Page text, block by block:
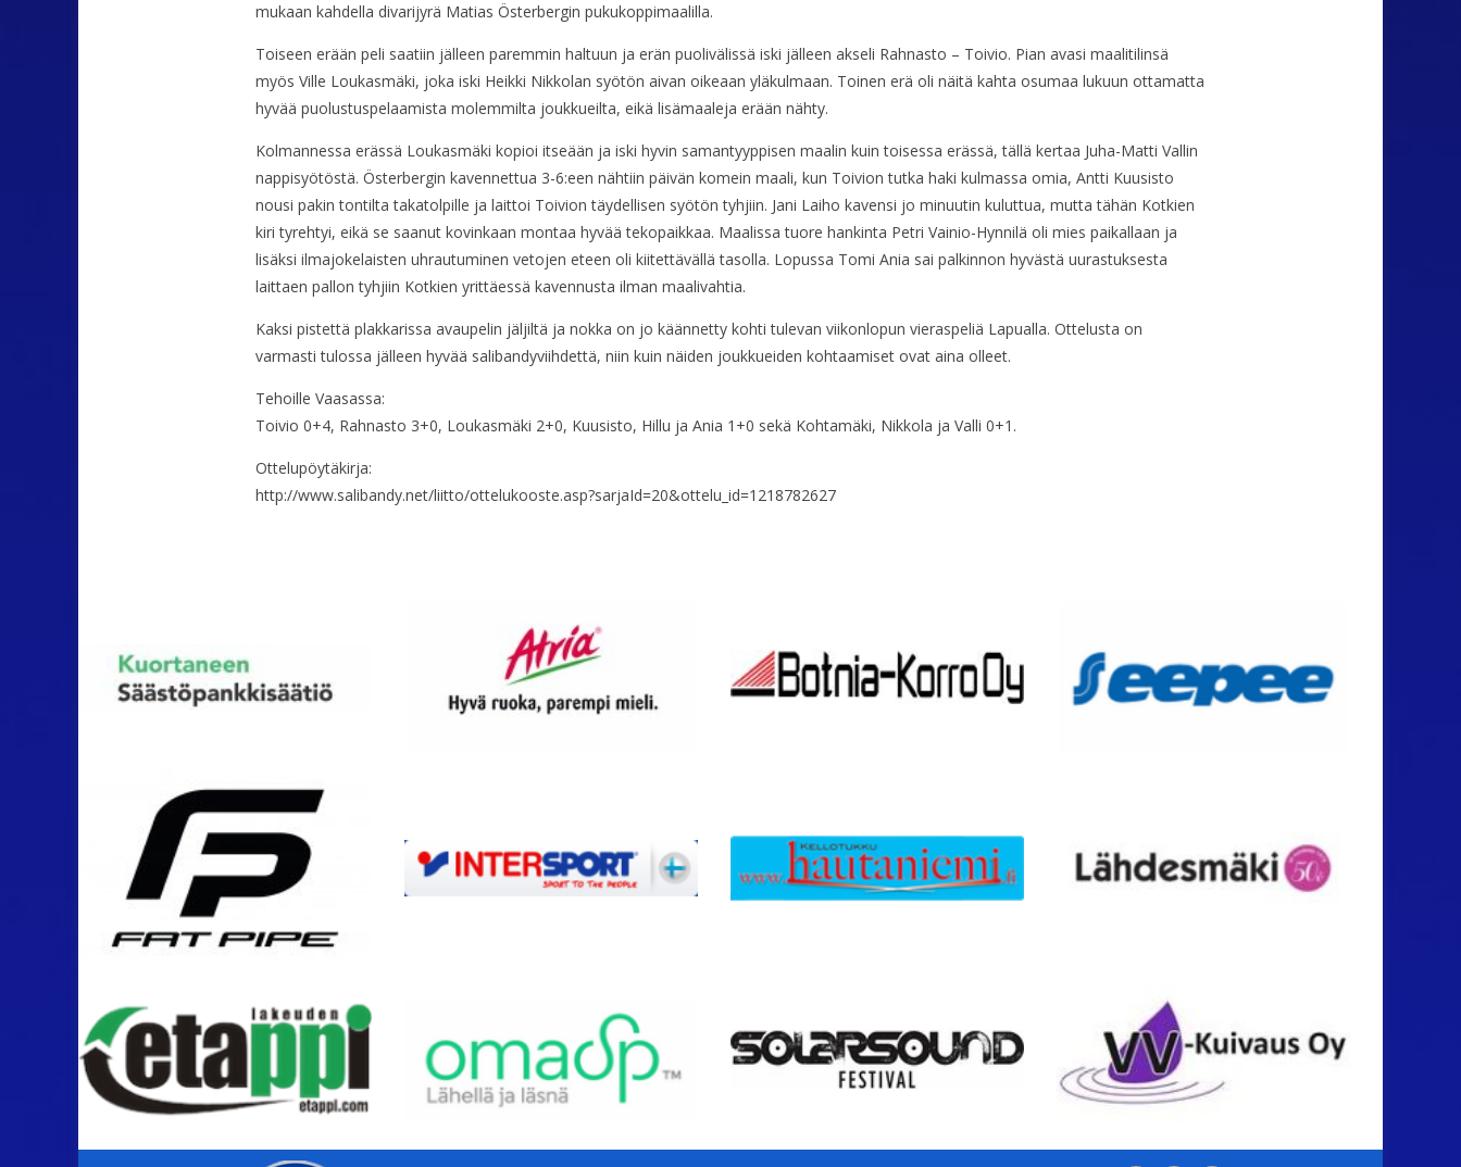
mukaan kahdella divarijyrä Matias Österbergin pukukoppimaalilla.
Toiseen erään peli saatiin jälleen paremmin haltuun ja erän puolivälissä iski jälleen akseli Rahnasto – Toivio. Pian avasi maalitilinsä
myös Ville Loukasmäki, joka iski Heikki Nikkolan syötön aivan oikeaan yläkulmaan. Toinen erä oli näitä kahta osumaa lukuun ottamatta
hyvää puolustuspelaamista molemmilta joukkueilta, eikä lisämaaleja erään nähty.
Kolmannessa erässä Loukasmäki kopioi itseään ja iski hyvin samantyyppisen maalin kuin toisessa erässä, tällä kertaa Juha-Matti Vallin
nappisyötöstä. Österbergin kavennettua 3-6:een nähtiin päivän komein maali, kun Toivion tutka haki kulmassa omia, Antti Kuusisto
nousi pakin tontilta takatolpille ja laittoi Toivion täydellisen syötön tyhjiin. Jani Laiho kavensi jo minuutin kuluttua, mutta tähän Kotkien
kiri tyrehtyi, eikä se saanut kovinkaan montaa hyvää tekopaikkaa. Maalissa tuore hankinta Petri Vainio-Hynnilä oli mies paikallaan ja
lisäksi ilmajokelaisten uhrautuminen vetojen eteen oli kiitettävällä tasolla. Lopussa Tomi Ania sai palkinnon hyvästä uurastuksesta
laittaen pallon tyhjiin Kotkien yrittäessä kavennusta ilman maalivahtia.
Kaksi pistettä plakkarissa avaupelin jäljiltä ja nokka on jo käännetty kohti tulevan viikonlopun vieraspeliä Lapualla. Ottelusta on
varmasti tulossa jälleen hyvää salibandyviihdettä, niin kuin näiden joukkueiden kohtaamiset ovat aina olleet.
Tehoille Vaasassa:
Toivio 0+4, Rahnasto 3+0, Loukasmäki 2+0, Kuusisto, Hillu ja Ania 1+0 sekä Kohtamäki, Nikkola ja Valli 0+1.
Ottelupöytäkirja:
http://www.salibandy.net/liitto/ottelukooste.asp?sarjaId=20&ottelu_id=1218782627